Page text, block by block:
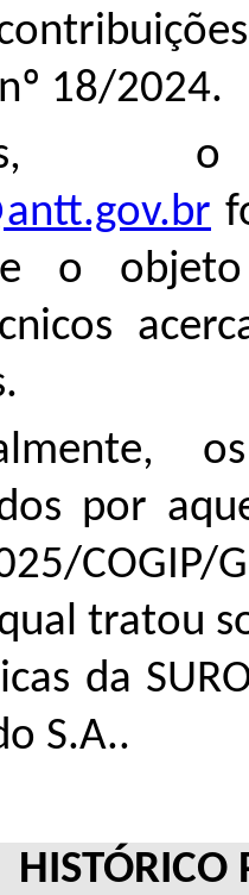
18/2024.
o
por
COGIP/
tratou
da
S.A..